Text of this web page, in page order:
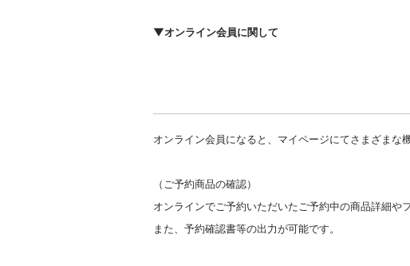
▼オンライン会員に関して
オンライン会員になると、マイページにてさまざまな
（ご予約商品の確認）
オンラインでご予約いただいたご予約中の商品詳細や
また、予約確認書等の出力が可能です。